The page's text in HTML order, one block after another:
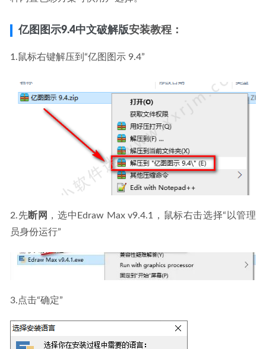
亿图图示9.4中文破解版安装教程：
1.鼠标右键解压到“亿图图示 9.4”
2.先断网
，选中Edraw Max v9.4.1，鼠标右击选择“以管理
员身份运行”
3.点击“确定”